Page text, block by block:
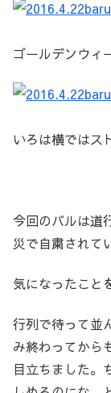
ゴールデンウィ
いろは横ではス
今回のバルは道
災で自粛されて
気になったこと
行列で待って並
み終わってから
目立ちました。